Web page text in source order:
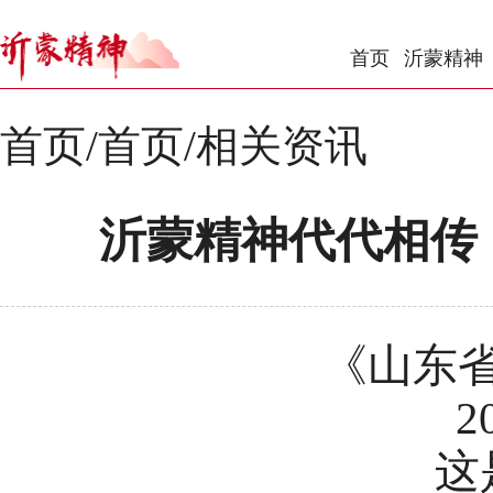
首页 沂蒙精神
首页/首页/相关资讯
沂蒙精神代代相
《山东
这